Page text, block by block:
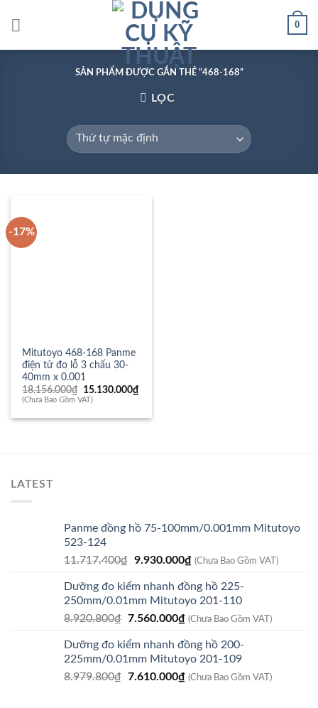
0
SẢN PHẨM ĐƯỢC GẮN THẺ “468-168”
LỌC
-17%
Mitutoyo 468-168 Panme
điện tử đo lỗ 3 chấu 30-
40mm x 0.001
18.156.000₫
Giá
gốc
18.156.000₫.
15.130.000₫
là:
(Chưa Bao Gồm VAT)
LATEST
Panme đồng hồ 75-100mm/0.001mm Mitutoyo
523-124
11.717.400₫ Giá
là:
11.717.400₫.
9.930.000₫Giá
tại
là:
9.930.000₫.
(Chưa Bao Gồm VAT)
Dưỡng đo kiểm nhanh đồng hồ 225-
250mm/0.01mm Mitutoyo 201-110
8.920.800₫ Giá
là:
8.920.800₫.
7.560.000₫Giá
tại
là:
7.560.000₫.
(Chưa Bao Gồm VAT)
Dưỡng đo kiểm nhanh đồng hồ 200-
225mm/0.01mm Mitutoyo 201-109
8.979.800₫ Giá
7.610.000₫Giá
(Chưa Bao Gồm VAT)